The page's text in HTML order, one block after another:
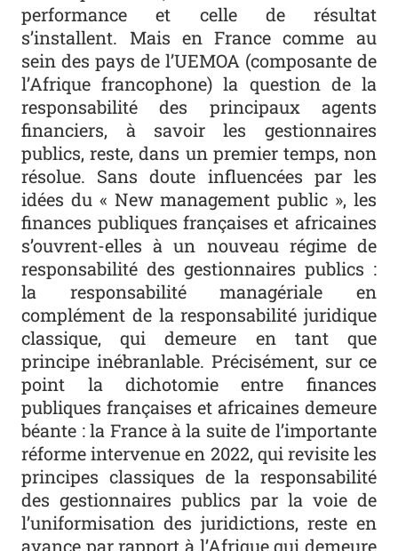
performance et celle de résultat
s’installent. Mais en France comme au
sein des pays de l’UEMOA (composante de
l’Afrique francophone) la question de la
responsabilité des principaux agents
financiers, à savoir les gestionnaires
publics, reste, dans un premier temps, non
résolue. Sans doute influencées par les
idées du « New management public », les
finances publiques françaises et africaines
s’ouvrent-elles à un nouveau régime de
responsabilité des gestionnaires publics :
la responsabilité managériale en
complément de la responsabilité juridique
classique, qui demeure en tant que
principe inébranlable. Précisément, sur ce
point la dichotomie entre finances
publiques françaises et africaines demeure
béante : la France à la suite de l’importante
réforme intervenue en 2022, qui revisite les
principes classiques de la responsabilité
des gestionnaires publics par la voie de
l’uniformisation des juridictions, reste en
avance par rapport à l’Afrique qui demeure